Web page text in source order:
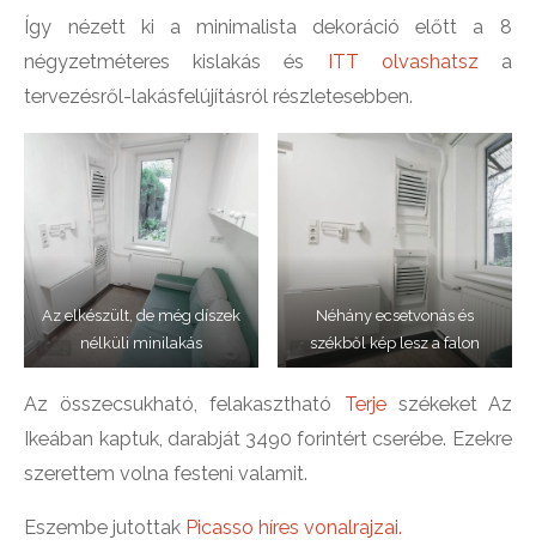
Így nézett ki a minimalista dekoráció előtt a 8
négyzetméteres kislakás és ITT olvashatsz a
tervezésről-lakásfelújításról részletesebben.
Az elkészült, de még díszek
nélküli minilakás
Néhány ecsetvonás és
székből kép lesz a falon
Az összecsukható, felakasztható Terjeszékeket Az
Ikeában kaptuk, darabját 3490 forintért cserébe. Ezekre
szerettem volna festeni valamit.
Eszembe jutottak Picasso híres vonalrajzai.